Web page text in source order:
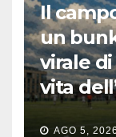
Il
un
virale
vita
AGO 5, 2026